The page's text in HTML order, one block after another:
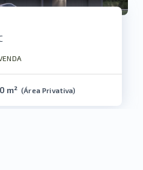
m² (Área Privativa)